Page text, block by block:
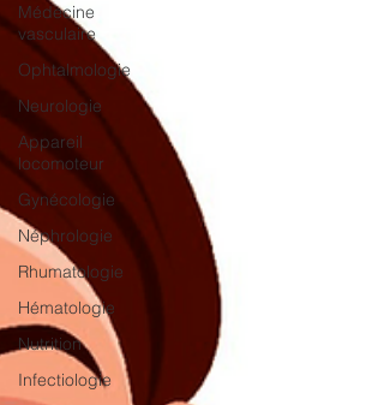
Médecine
vasculaire
Ophtalmologie
Neurologie
Appareil
locomoteur
Gynécologie
Néphrologie
Rhumatologie
Hématologie
Nutrition
Infectiologie